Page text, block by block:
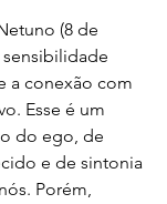
(8 de
sensibilidade
a conexão com
Esse é um
do ego, de
e de sintonia
Porém,